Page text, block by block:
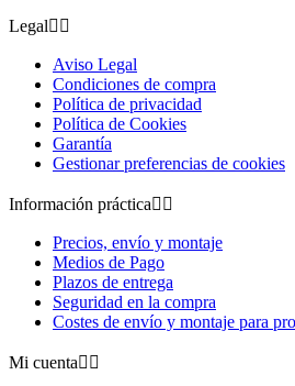
Legal 
Aviso Legal
Condiciones de compra
Política de privacidad
Política de Cookies
Garantía
Gestionar preferencias de cookies
Información práctica 
Precios, envío y montaje
Medios de Pago
Plazos de entrega
Seguridad en la compra
Costes de envío y montaje para
Mi cuenta 